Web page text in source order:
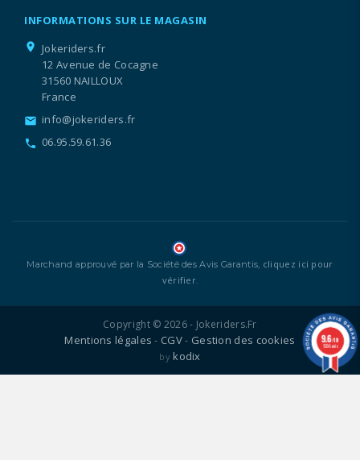
INFORMATIONS SUR LE MAGASIN
location_on
Jokeriders.fr
12 Avenue de Cocagne
31560 NAILLOUX
France
email info@jokeriders.fr
call 06.95.59.61.36
Marchand approuvé par la Société des Avis Garantis, cliquez ici pour
vérifier
Copyright © 2026 - Jokeriders.fr
Mentions légales - CGV- Gestion des cookies
by kodix
9.6/10
1336 avis